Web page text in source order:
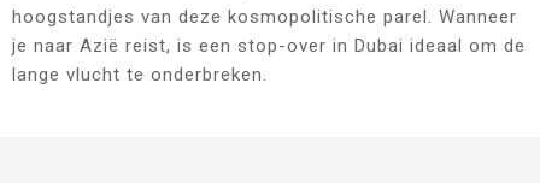
hoogstandjes van deze kosmopolitische parel. Wanneer
je naar Azië reist, is een stop-over in Dubai ideaal om de
lange vlucht te onderbreken.